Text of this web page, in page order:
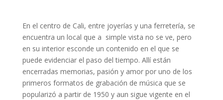
En el centro de Cali, entre joyerías y una ferretería, se
encuentra un local que a simple vista no se ve, pero
en su interior esconde un contenido en el que se
puede evidenciar el paso del tiempo. Allí están
encerradas memorias, pasión y amor por uno de los
primeros formatos de grabación de música que se
popularizó a partir de 1950 y aun sigue vigente en el